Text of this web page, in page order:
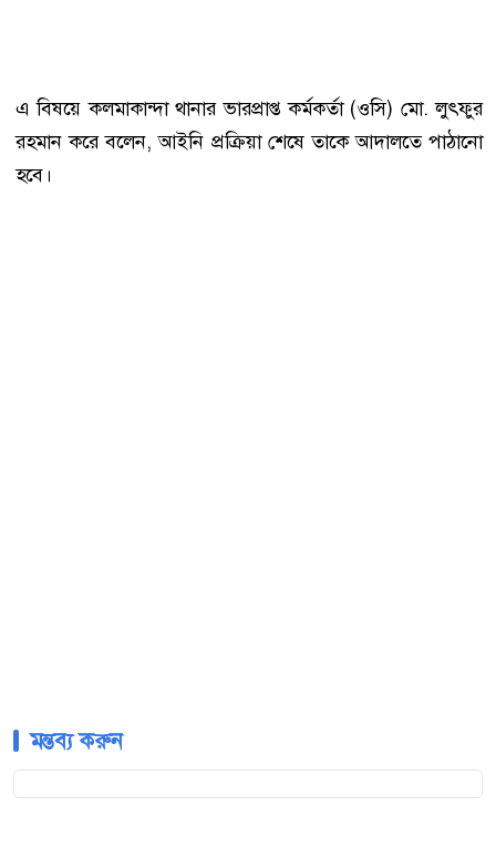
এ বিষয়ে কলমাকান্দা থানার ভারপ্রাপ্ত কর্মকর্তা (ওসি) মো. লুৎফুর
রহমান করে বলেন, আইনি প্রক্রিয়া শেষে তাকে আদালতে পাঠানো
হবে।
মন্তব্য করুন